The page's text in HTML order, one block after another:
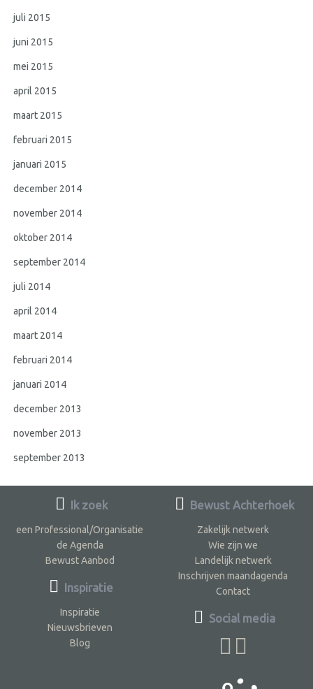
juli 2015
juni 2015
mei 2015
april 2015
maart 2015
februari 2015
januari 2015
december 2014
november 2014
oktober 2014
september 2014
juli 2014
april 2014
maart 2014
februari 2014
januari 2014
december 2013
november 2013
september 2013
Ik zoek
een Professional/Organisatie
de Agenda
Bewust Aanbod
Inspiratie
Inspiratie
Nieuwsbrieven
Blog
Bewust Achterhoek
Zakelijk netwerk
Wie zijn we
Landelijk netwerk
Inschrijven maandagenda
Contact
Social media